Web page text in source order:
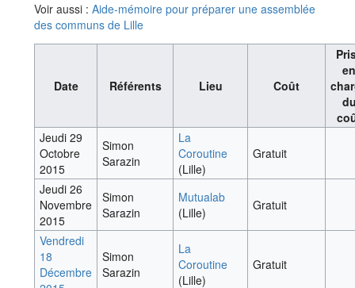
Voir aussi : Aide-mémoire pour préparer une assemblée
des communs de Lille
Date Référents Lieu Coût
en
Jeudi 29
Octobre
2015
Simon
Sarazin
La
Coroutine
(Lille)
Gratuit
Jeudi 26
Novembre
2015
Simon
Sarazin
Mutualab
(Lille)
Gratuit
Vendredi
18
Décembre
Simon
Sarazin
La
Coroutine
(Lille)
Gratuit